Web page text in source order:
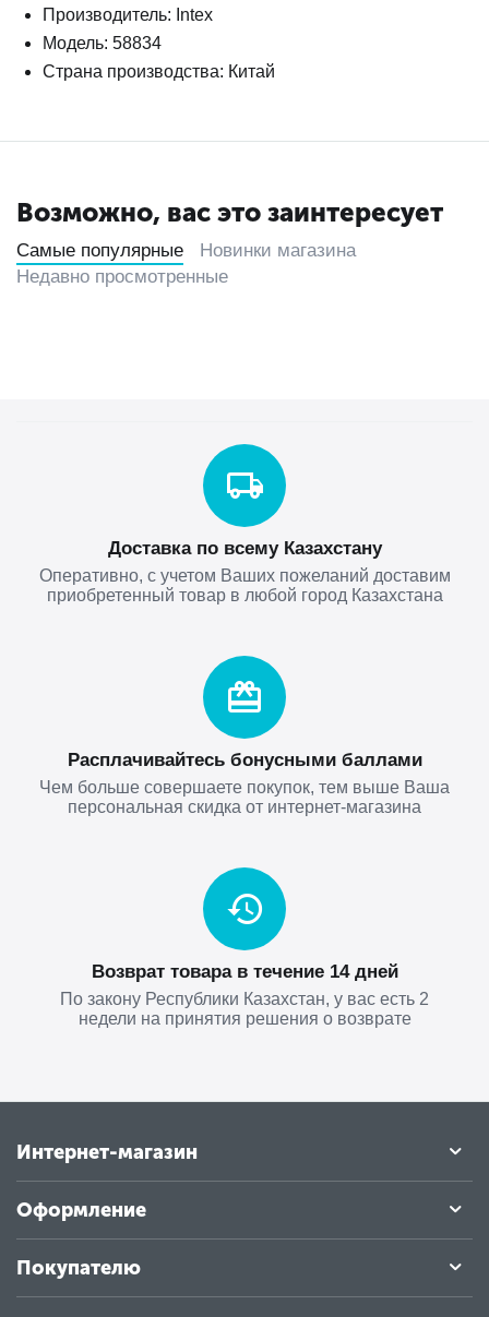
Производитель: Intex
Модель: 58834
Страна производства: Китай
Возможно, вас это заинтересует
Самые популярные
Новинки магазина
Недавно просмотренные
Доставка по всему Казахстану
Оперативно, с учетом Ваших пожеланий доставим
приобретенный товар в любой город Казахстана
Расплачивайтесь бонусными баллами
Чем больше совершаете покупок, тем выше Ваша
персональная скидка от интернет-магазина
Возврат товара в течение 14 дней
По закону Республики Казахстан, у вас есть 2
недели на принятия решения о возврате
Интернет-магазин
Оформление
Покупателю